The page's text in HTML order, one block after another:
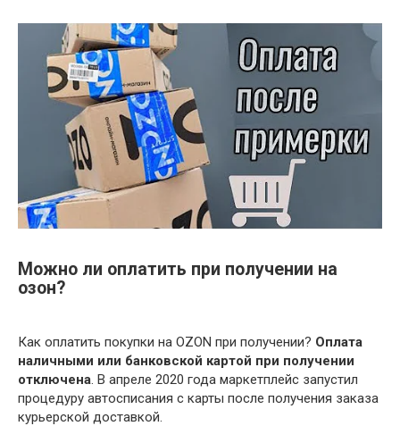
Можно ли оплатить при получении на
озон?
Как оплатить покупки на OZON при получении? Оплата
наличными или банковской картой при получении
отключена. В апреле 2020 года маркетплейс запустил
процедуру автосписания с карты после получения заказа
курьерской доставкой.